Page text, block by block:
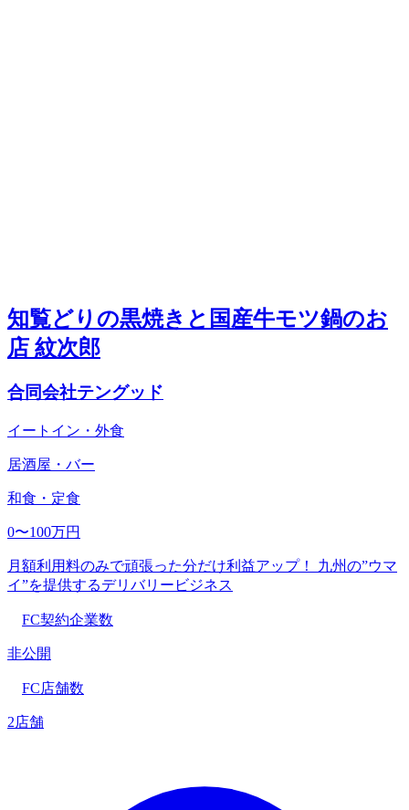
知覧どりの黒焼きと国産牛モツ鍋のお
店 紋次郎
合同会社テングッド
イートイン・外食
居酒屋・バー
和食・定食
0〜100万円
月額利用料のみで頑張った分だけ利益アップ！ 九州の”ウマ
イ”を提供するデリバリービジネス
FC契約企業数
非公開
FC店舗数
2店舗